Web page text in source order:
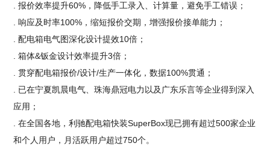
. 报价效率提升60%，降低手工录入、计算量，避免手工错误；
. 响应及时率100%，缩短报价交期，增强报价接单能力；
. 配电箱电气图深化设计提效10倍；
. 箱体&钣金设计效率提升3倍；
. 贯穿配电箱报价/设计/生产一体化，数据100%贯通；
. 已在宁夏凯晨电气、珠海鼎冠电力以及广东乐言等企业得到深入
应用；
. 在全国各地，利驰配电箱快装SuperBox现已拥有超过500家企业
和个人用户，月活跃用户超过750个。